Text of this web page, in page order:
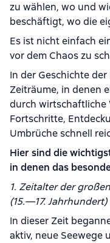
zu wählen, wo und
beschäftigt, wo die
Es ist nicht einfach
vor dem Chaos zu
In der Geschichte
Zeiträume, in denen
durch wirtschaftliche
Fortschritte,
Umbrüche schnell
Hier sind die
in denen das
1. Zeitalter der
(15.—17. Jahrhundert)
In dieser Zeit
aktiv, neue Seewege